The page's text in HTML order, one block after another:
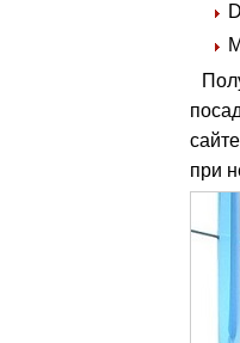
при